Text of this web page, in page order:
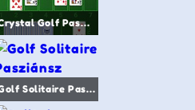
Crystal Golf Pasziánsz
Golf Solitaire Pasziánsz